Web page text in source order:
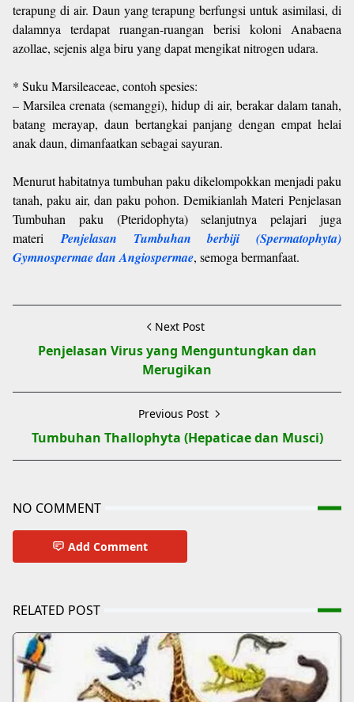
terapung di air. Daun yang terapung berfungsi untuk asimilasi, di
dalamnya terdapat ruangan-ruangan berisi koloni Anabaena
azollae, sejenis alga biru yang dapat mengikat nitrogen udara.
* Suku Marsileaceae, contoh spesies:
– Marsilea crenata (semanggi), hidup di air, berakar dalam tanah,
batang merayap, daun bertangkai panjang dengan empat helai
anak daun, dimanfaatkan sebagai sayuran.
Menurut habitatnya tumbuhan paku dikelompokkan menjadi paku
tanah, paku air, dan paku pohon. Demikianlah Materi Penjelasan
Tumbuhan paku (Pteridophyta) selanjutnya pelajari juga
materi Penjelasan Tumbuhan berbiji (Spermatophyta)
Gymnospermae dan Angiospermae, semoga bermanfaat.
Next Post
Penjelasan Virus yang Menguntungkan dan
Merugikan
Previous Post
Tumbuhan Thallophyta (Hepaticae dan Musci)
NO COMMENT
Add Comment
RELATED POST